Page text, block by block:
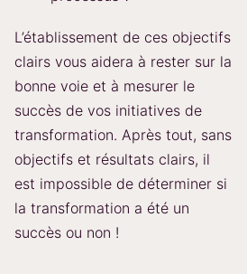
L’établissement de ces objectifs
clairs vous aidera à rester sur la
bonne voie et à mesurer le
succès de vos initiatives de
transformation. Après tout, sans
objectifs et résultats clairs, il
est impossible de déterminer si
la transformation a été un
succès ou non !